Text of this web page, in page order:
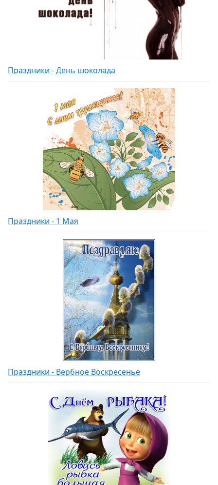
Праздники - День шоколада
Праздники - 1 Мая
Праздники - Вербное Воскресенье